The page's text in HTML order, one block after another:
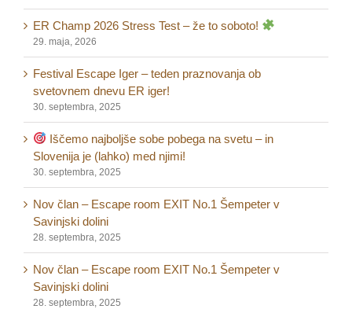
ER Champ 2026 Stress Test – že to soboto!
29. maja, 2026
Festival Escape Iger – teden praznovanja ob
svetovnem dnevu ER iger!
30. septembra, 2025
Iščemo najboljše sobe pobega na svetu – in
Slovenija je (lahko) med njimi!
30. septembra, 2025
Nov član – Escape room EXIT No.1 Šempeter v
Savinjski dolini
28. septembra, 2025
Nov član – Escape room EXIT No.1 Šempeter v
Savinjski dolini
28. septembra, 2025